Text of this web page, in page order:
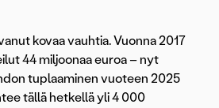
kovaa vauhtia. Vuonna 2017
44 miljoonaa euroa – nyt
tuplaaminen vuoteen 2025
tällä hetkellä yli 4 000